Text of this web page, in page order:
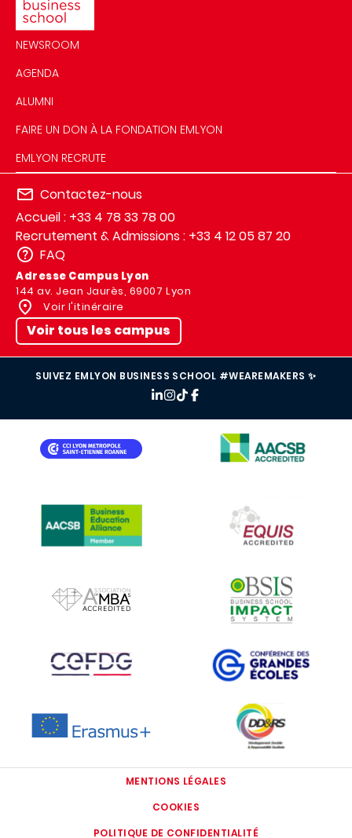
NEWSROOM
AGENDA
ALUMNI
FAIRE UN DON À LA FONDATION EMLYON
EMLYON RECRUTE
Contactez-nous
Accueil : +33 4 78 33 78 00
Recrutement & Admissions : +33 4 12 05 87 20
FAQ
Adresse Campus Lyon
144 av. Jean Jaurès, 69007 Lyon
Voir l'itinéraire
Voir tous les campus
SUIVEZ EMLYON BUSINESS SCHOOL #WEAREMAKERS ✨
IMAGE
IMAGE
IMAGE
IMAGE
IMAGE IMAGE
MENTIONS LÉGALES
COOKIES
POLITIQUE DE CONFIDENTIALITÉ